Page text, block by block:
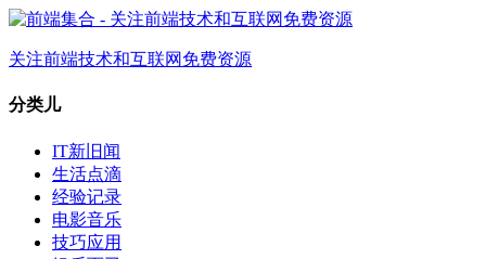
关注前端技术和互联网免费资源
分类儿
IT新旧闻
生活点滴
经验记录
电影音乐
技巧应用